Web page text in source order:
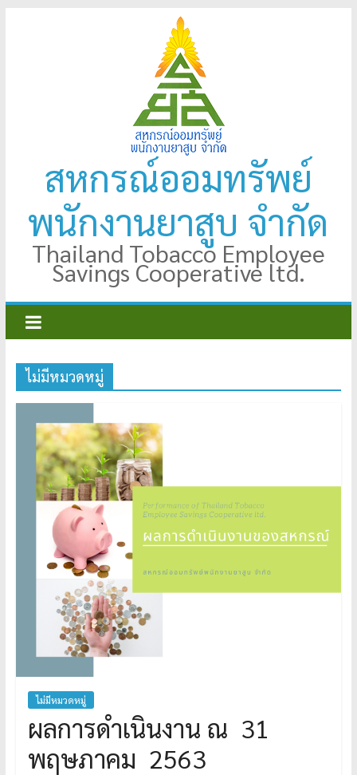
สหกรณ์ออมทรัพย์
พนักงานยาสูบ จำกัด
Thailand Tobacco Employee
Savings Cooperative ltd.
ไม่มีหมวดหมู่
ไม่มีหมวดหมู่
ผลการดำเนินงาน ณ 31
พฤษภาคม 2563